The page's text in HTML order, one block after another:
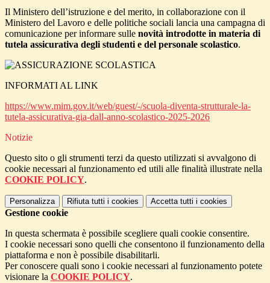
Il Ministero dell’istruzione e del merito, in collaborazione con il
Ministero del Lavoro e delle politiche sociali lancia una campagna di
comunicazione per informare sulle novità introdotte in materia di
tutela assicurativa degli studenti e del personale scolastico.
INFORMATI AL LINK
https://www.mim.gov.it/web/guest/-/scuola-diventa-strutturale-la-
tutela-assicurativa-gia-dall-anno-scolastico-2025-2026
Notizie
Questo sito o gli strumenti terzi da questo utilizzati si avvalgono di
cookie necessari al funzionamento ed utili alle finalità illustrate nella
COOKIE POLICY.
Personalizza Rifiuta tutti i cookies Accetta tutti i cookies
Gestione cookie
In questa schermata è possibile scegliere quali cookie consentire.
I cookie necessari sono quelli che consentono il funzionamento della
piattaforma e non è possibile disabilitarli.
Per conoscere quali sono i cookie necessari al funzionamento potete
visionare la COOKIE POLICY.